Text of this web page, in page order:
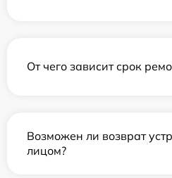
От чего зависит срок
Возможен ли возврат
лицом?